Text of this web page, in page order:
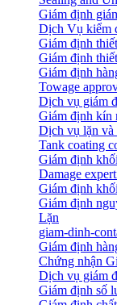
Giám định
Dịch Vụ kiểm
Giám định
Giám định
Giám định
Towage
Dịch vụ giám
Giám định kín
Dịch vụ lặn và
Tank coating
Giám định
Damage
Giám định
Giám định
Lặn
giam-dinh-
Giám định
Chứng nhận
Dịch vụ giám
Giám định số